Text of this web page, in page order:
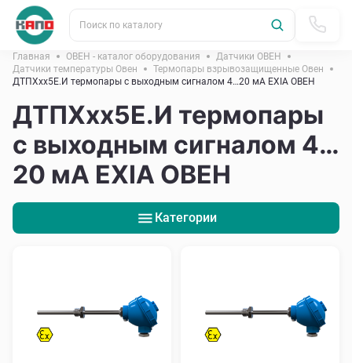
Поиск по каталогу
Главная ОВЕН - каталог оборудования
Датчики ОВЕН
Датчики температуры Овен
Термопары взрывозащищенные Овен
ДТПХхх5Е.И термопары с выходным сигналом 4…20 мА EXIA ОВЕН
ДТПХхх5Е.И термопары
с выходным сигналом 4…
20 мА EXIA ОВЕН
Категории